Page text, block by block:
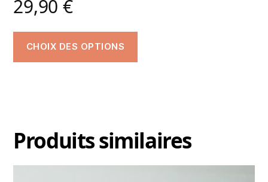
29,90 €
CHOIX DES OPTIONS
Produits similaires